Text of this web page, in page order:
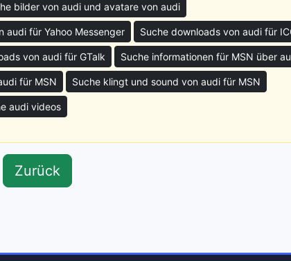
bilder von audi und avatare von audi
audi für Yahoo Messenger Suche downloads von audi für
von audi für GTalk Suche informationen für MSN über
für MSN Suche klingt und sound von audi für MSN
audi videos
Zurück